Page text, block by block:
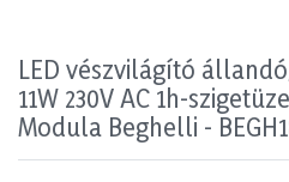
LED vészvilágító
11W 230V AC 1h-
Modula Beghelli -